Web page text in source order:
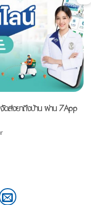
ดส่งยาถึงบ้าน ผ่าน 7App